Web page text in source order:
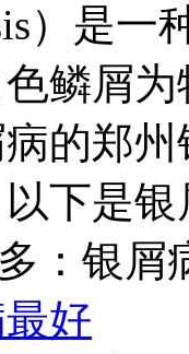
）是
鳞屑
的郑
下是
：银屑
好